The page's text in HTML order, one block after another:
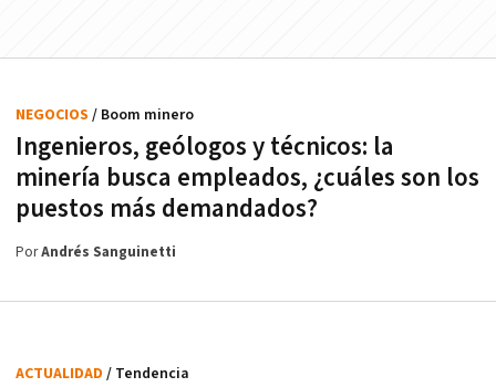
Ingenieros, geólogos y técnicos: la
minería busca empleados, ¿cuáles son los
puestos más demandados?
NEGOCIOS / Boom minero
PorAndrés Sanguinetti
ACTUALIDAD / Tendencia